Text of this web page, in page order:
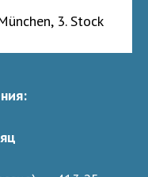
3. Stock